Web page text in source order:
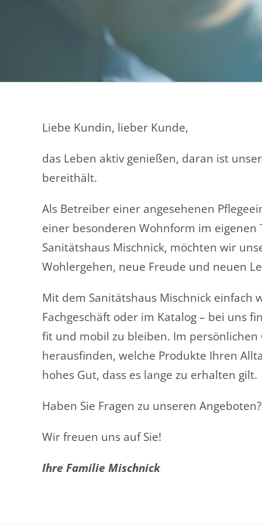
Liebe Kundin, lieber Kunde,
das Leben aktiv genießen, daran ist
bereithält.
Als Betreiber einer angesehenen
einer besonderen Wohnform im
Sanitätshaus Mischnick, möchten wir
Wohlergehen, neue Freude und neuen
Mit dem Sanitätshaus Mischnick einfach
Fachgeschäft oder im Katalog – bei uns
fit und mobil zu bleiben. Im persönlichen
herausfinden, welche Produkte Ihren
hohes Gut, dass es lange zu erhalten gilt.
Haben Sie Fragen zu unseren
Wir freuen uns auf Sie!
Ihre Familie Mischnick